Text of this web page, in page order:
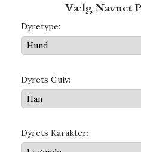
Vælg Navnet
Dyretype:
Dyrets Gulv:
Dyrets Karakter: